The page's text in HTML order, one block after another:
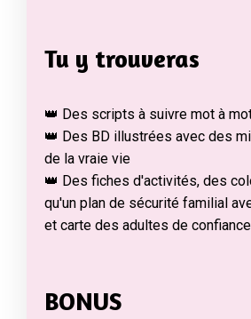
Tu y trouveras
👑 Des scripts à suivre mot à
👑 Des BD illustrées avec des
de la vraie vie
👑 Des fiches d'activités, des
qu'un plan de sécurité familial
et carte des adultes de
BONUS